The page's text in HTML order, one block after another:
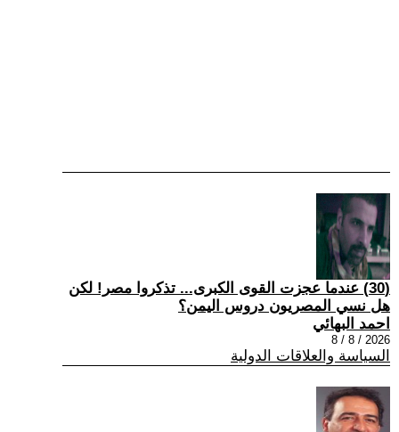
(30) عندما عجزت القوى الكبرى... تذكروا مصر! لكن
هل نسي المصريون دروس اليمن؟
احمد البهائي
2026 / 8 / 8
السياسة والعلاقات الدولية